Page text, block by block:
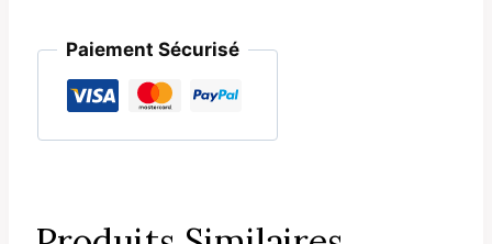
Paiement Sécurisé